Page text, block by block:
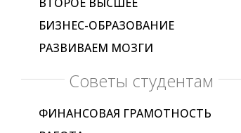
БИЗНЕС-ОБРАЗОВАНИЕ
РАЗВИВАЕМ МОЗГИ
Советы студентам
ФИНАНСОВАЯ ГРАМОТНОСТЬ